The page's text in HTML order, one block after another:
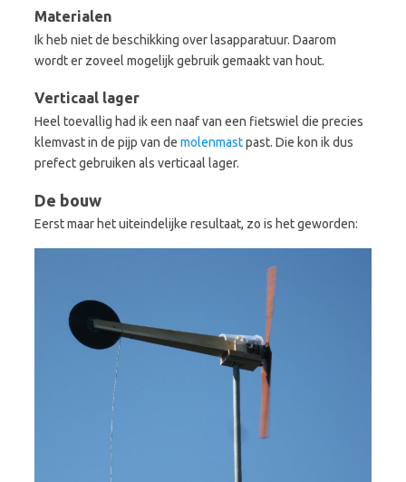
Materialen
Ik heb niet de beschikking over lasapparatuur. Daarom
wordt er zoveel mogelijk gebruik gemaakt van hout.
Verticaal lager
Heel toevallig had ik een naaf van een fietswiel die precies
klemvast in de pijp van de molenmastpast. Die kon ik dus
prefect gebruiken als verticaal lager.
De bouw
Eerst maar het uiteindelijke resultaat, zo is het geworden: